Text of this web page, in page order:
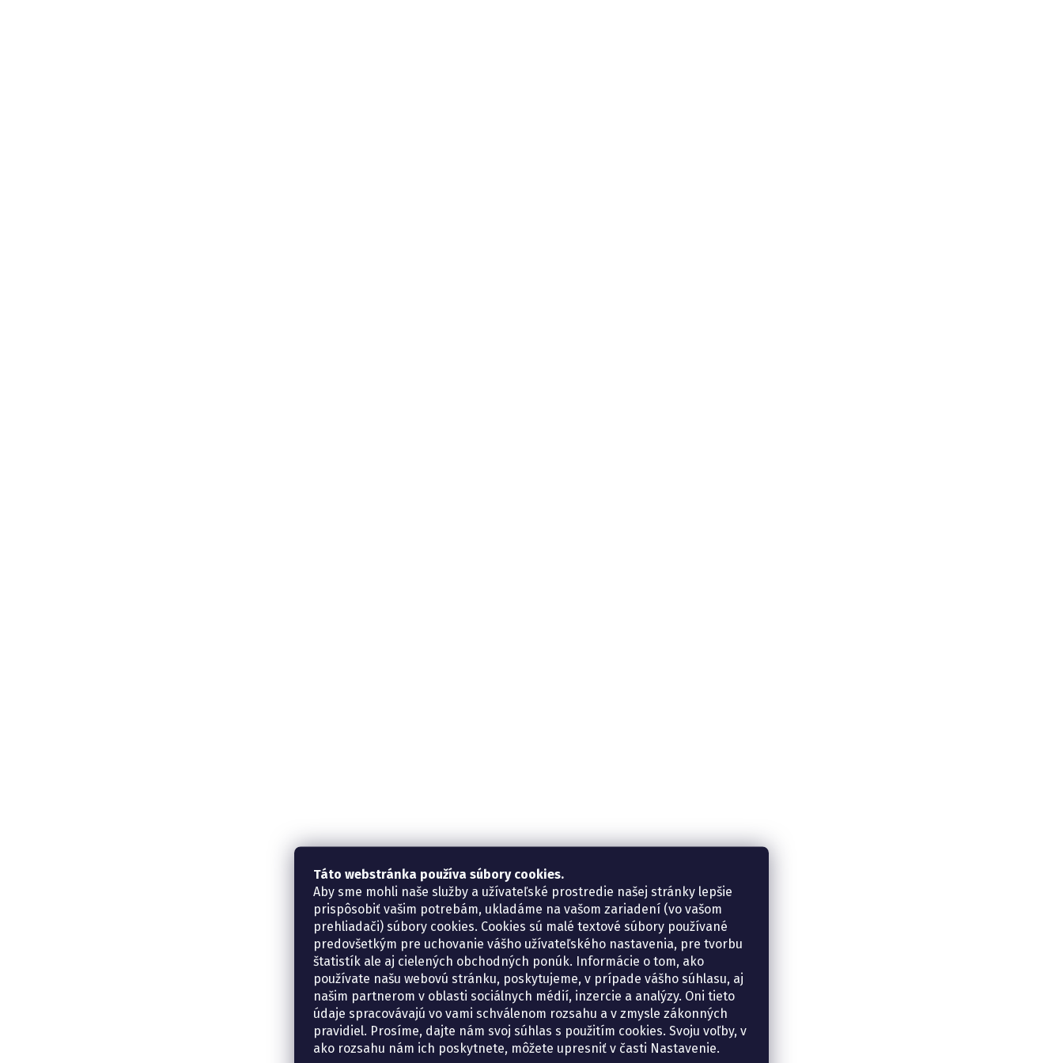
Táto webstránka používa súbory cookies.
Aby sme mohli naše služby a užívateľské prostredie našej stránky lepšie
prispôsobiť vašim potrebám, ukladáme na vašom zariadení (vo vašom
prehliadači) súbory cookies. Cookies sú malé textové súbory používané
predovšetkým pre uchovanie vášho užívateľského nastavenia, pre tvorbu
štatistík ale aj cielených obchodných ponúk. Informácie o tom, ako
používate našu webovú stránku, poskytujeme, v prípade vášho súhlasu, aj
našim partnerom v oblasti sociálnych médií, inzercie a analýzy. Oni tieto
údaje spracovávajú vo vami schválenom rozsahu a v zmysle zákonných
pravidiel. Prosíme, dajte nám svoj súhlas s použitím cookies. Svoju voľby, v
ako rozsahu nám ich poskytnete, môžete upresniť v časti Nastavenie.